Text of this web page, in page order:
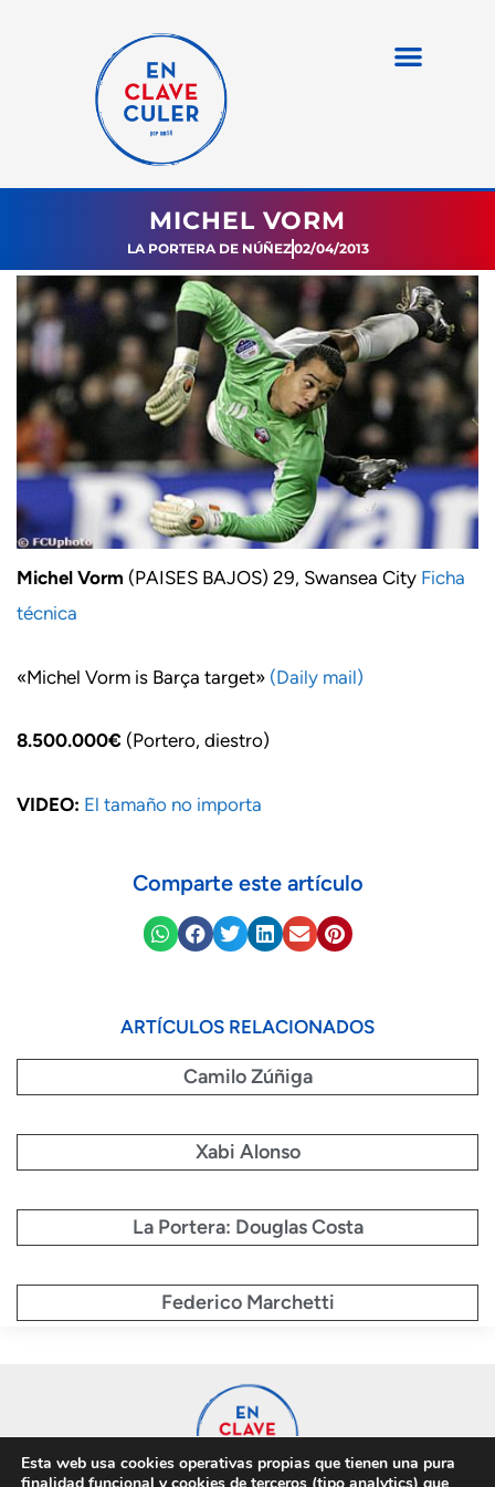
MICHEL VORM
LA PORTERA DE NÚÑEZ02/04/2013
Michel Vorm (PAISES BAJOS) 29, Swansea City Ficha
técnica
«Michel Vorm is Barça target» (Daily mail)
8.500.000€ (Portero, diestro)
VIDEO: El tamaño no importa
Comparte este artículo
ARTÍCULOS RELACIONADOS
Camilo Zúñiga
Xabi Alonso
La Portera: Douglas Costa
Federico Marchetti
Esta web usa cookies operativas propias que tienen una pura